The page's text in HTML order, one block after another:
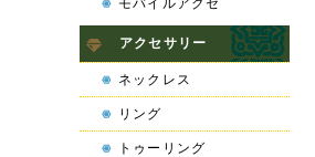
モバイルアクセ
アクセサリー
ネックレス
リング
トゥーリング